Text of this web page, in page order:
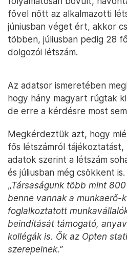
fővel nőtt az alkalmazotti
júniusban véget ért, akkor
többen, júliusban pedig 28
dolgozói létszám.
Az adatsor ismeretében
hogy hány magyart rúgtak
de erre a kérdésre most
Megkérdeztük azt, hogy
fős létszámról tájékoztatást,
adatok szerint a létszám
és júliusban még csökkent
„Társaságunk több mint
benne vannak a munkaerő-
foglalkoztatott
beindítását támogató,
kollégák is. Ők az Opten
szerepelnek.”